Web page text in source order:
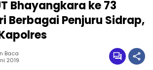
Bhayangkara ke 73
Berbagai Penjuru Sidrap,
Baca
2019